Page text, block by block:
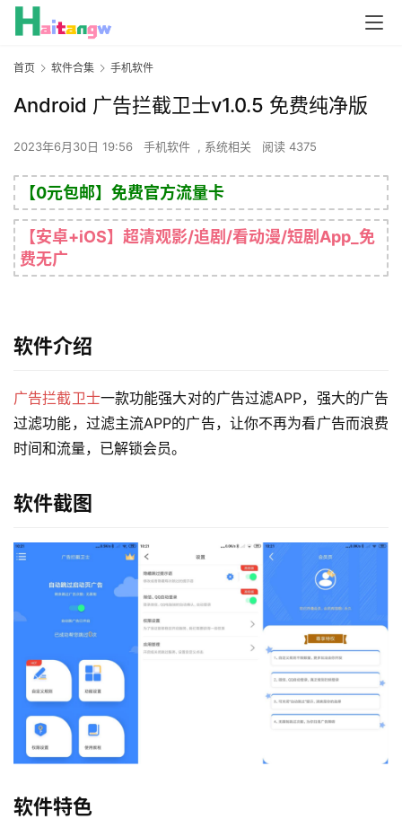
首页 软件合集 手机软件
Android 广告拦截卫士v1.0.5 免费纯净版
2023年6月30日 19:56 手机软件 , 系统相关 阅读 4375
【0元包邮】免费官方流量卡
【安卓+iOS】超清观影/追剧/看动漫/短剧App_免
费无广
软件介绍
广告拦截卫士一款功能强大对的广告过滤APP，强大的广告
过滤功能，过滤主流APP的广告，让你不再为看广告而浪费
时间和流量，已解锁会员。
软件截图
软件特色